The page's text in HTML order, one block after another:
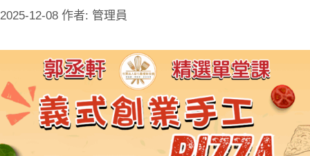
2025-12-08 作者: 管理員